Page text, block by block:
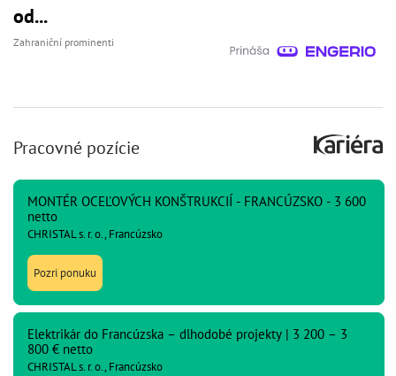
od...
Zahraniční prominenti
Pracovné pozície
MONTÉR OCEĽOVÝCH KONŠTRUKCIÍ - FRANCÚZSKO - 3 600
netto
CHRISTAL s. r. o., Francúzsko
Pozri ponuku
Elektrikár do Francúzska – dlhodobé projekty | 3 200 – 3
800 € netto
CHRISTAL s. r. o., Francúzsko